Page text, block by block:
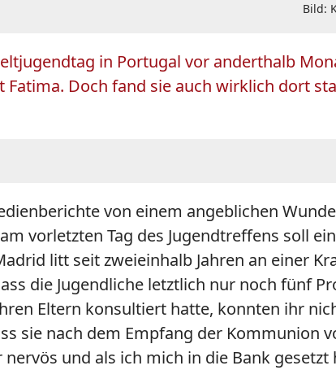
Bild:
in Portugal vor anderthalb
Doch fand sie auch wirklich dort
von einem angeblichen
am vorletzten Tag des Jugendtreffens soll
litt seit zweieinhalb Jahren an einer
die Jugendliche letztlich nur noch fünf
Eltern konsultiert hatte, konnten ihr
sie nach dem Empfang der Kommunion
und als ich mich in die Bank gesetzt